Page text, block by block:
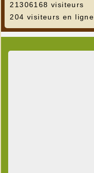
21306168 visiteurs
204 visiteurs en ligne